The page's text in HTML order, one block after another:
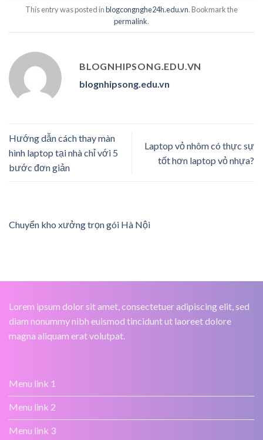
This entry was posted inblogcongnghe24h.edu.vn. Bookmark the
permalink.
BLOGNHIPSONG.EDU.VN
blognhipsong.edu.vn
Hướng dẫn cách thay màn
hình laptop tại nhà chỉ với 5
bước đơn giản
Laptop vỏ nhôm có thực sự
tốt hơn laptop vỏ nhựa?
Chuyển kho xưởng trọn gói Hà Nội
Lorem ipsum dolor sit amet, consectetuer adipiscing elit, sed
diam nonummy nibh euismod tincidunt ut laoreet dolore
magna aliquam erat volutpat.
Menu link 1
Menu link 2
Menu link 3